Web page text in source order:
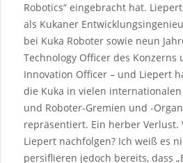
Robotics“ eingebracht hat.
als Kukaner
bei Kuka Roboter sowie neun
Technology Officer des Konzerns
Innovation Officer – und Liepert
die Kuka in vielen
und Roboter-Gremien und -
repräsentiert. Ein herber Verlust.
Liepert nachfolgen? Ich weiß es
persiflieren jedoch bereits, dass